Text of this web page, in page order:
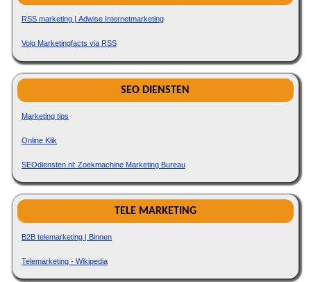
RSS marketing | Adwise Internetmarketing
Volg Marketingfacts via RSS
SEO DIENSTEN
Marketing tips
Online Klik
SEOdiensten.nl: Zoekmachine Marketing Bureau
TELE MARKETING
B2B telemarketing | Binnen
Telemarketing - Wikipedia